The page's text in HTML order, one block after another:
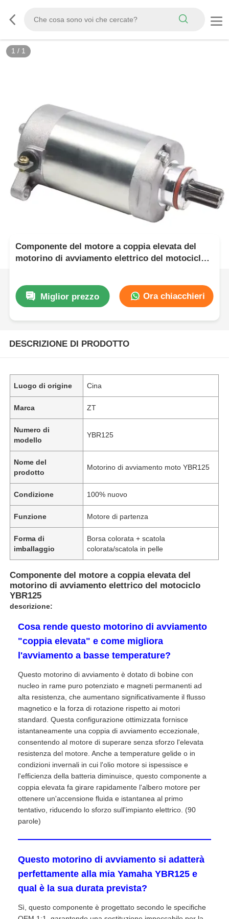
1 / 1
Componente del motore a coppia elevata del
motorino di avviamento elettrico del motociclo
Miglior prezzo Ora chiacchieri
DESCRIZIONE DI PRODOTTO
Luogo di origine Cina
Marca ZT
Numero di
modello
YBR125
Nome del
prodotto
Motorino di avviamento moto YBR125
Condizione 100% nuovo
Funzione Motore di partenza
Forma di
imballaggio
Borsa colorata + scatola
colorata/scatola in pelle
Componente del motore a coppia elevata del
motorino di avviamento elettrico del motociclo
YBR125
descrizione:
Cosa rende questo motorino di avviamento
"coppia elevata" e come migliora
l'avviamento a basse temperature?
Questo motorino di avviamento è dotato di bobine con
nucleo in rame puro potenziato e magneti permanenti ad
alta resistenza, che aumentano significativamente il flusso
magnetico e la forza di rotazione rispetto ai motori
standard. Questa configurazione ottimizzata fornisce
istantaneamente una coppia di avviamento eccezionale,
consentendo al motore di superare senza sforzo l'elevata
resistenza del motore. Anche a temperature gelide o in
condizioni invernali in cui l'olio motore si ispessisce e
l'efficienza della batteria diminuisce, questo componente a
coppia elevata fa girare rapidamente l'albero motore per
ottenere un'accensione fluida e istantanea al primo
tentativo, riducendo lo sforzo sull'impianto elettrico. (90
parole)
Questo motorino di avviamento si adatterà
perfettamente alla mia Yamaha YBR125 e
qual è la sua durata prevista?
Sì, questo componente è progettato secondo le specifiche